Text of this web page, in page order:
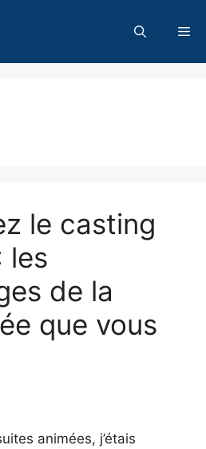
le casting
les
de la
que vous
animées, j’étais